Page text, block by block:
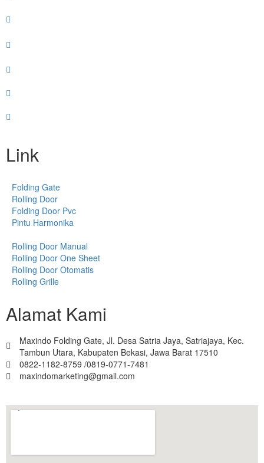
Link
Folding Gate
Rolling Door
Folding Door Pvc
Pintu Harmonika
Rolling Door Manual
Rolling Door One Sheet
Rolling Door Otomatis
Rolling Grille
Alamat Kami
Maxindo Folding Gate, Jl. Desa Satria Jaya, Satriajaya, Kec.
Tambun Utara, Kabupaten Bekasi, Jawa Barat 17510
0822-1182-8759 /0819-0771-7481
maxindomarketing@gmail.com